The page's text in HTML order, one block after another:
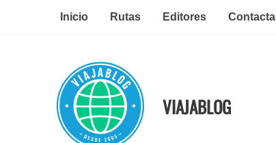
Inicio Rutas Editores Contacta
VIAJABLOG